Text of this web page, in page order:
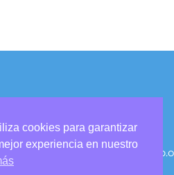
Contacto:
cookies para garantizar
experiencia en nuestro